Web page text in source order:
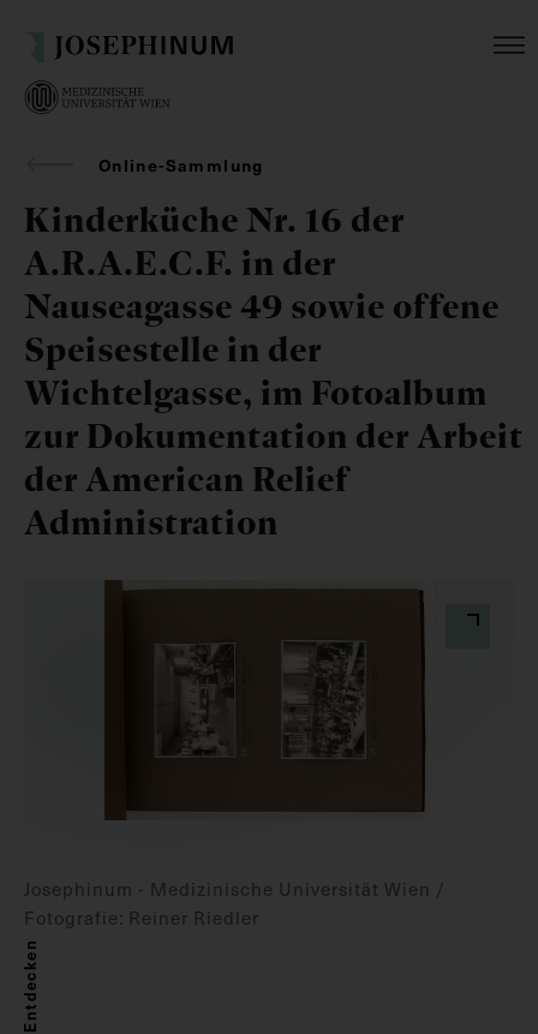
Online-Sammlung
Kinderküche Nr. 16 der
A.R.A.E.C.F. in der
Nauseagasse 49 sowie offene
Speisestelle in der
Wichtelgasse, im Fotoalbum
zur Dokumentation der Arbeit
der American Relief
Administration
Josephinum - Medizinische Universität Wien /
Fotografie: Reiner Riedler
Entdecken